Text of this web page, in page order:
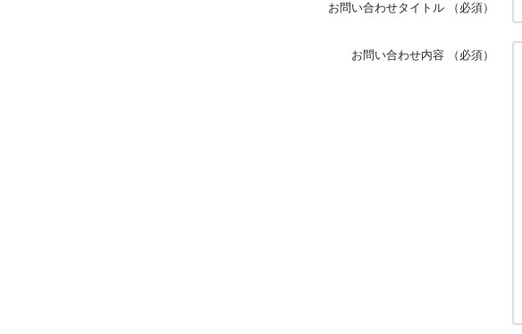
お問い合わせタイトル （必須）
お問い合わせ内容 （必須）